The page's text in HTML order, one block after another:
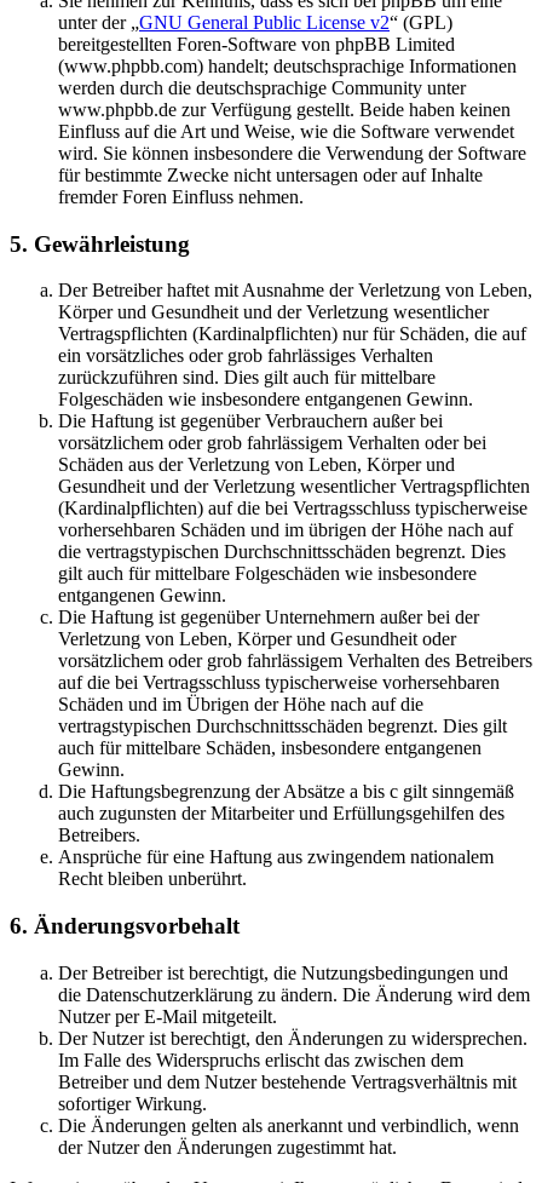
unter der „GNU General Public License v2“ (GPL)
bereitgestellten Foren-Software von phpBB Limited
(www.phpbb.com) handelt; deutschsprachige Informationen
werden durch die deutschsprachige Community unter
www.phpbb.de zur Verfügung gestellt. Beide haben keinen
Einfluss auf die Art und Weise, wie die Software verwendet
wird. Sie können insbesondere die Verwendung der Software
für bestimmte Zwecke nicht untersagen oder auf Inhalte
fremder Foren Einfluss nehmen.
5. Gewährleistung
Der Betreiber haftet mit Ausnahme der Verletzung von Leben,
Körper und Gesundheit und der Verletzung wesentlicher
Vertragspflichten (Kardinalpflichten) nur für Schäden, die auf
ein vorsätzliches oder grob fahrlässiges Verhalten
zurückzuführen sind. Dies gilt auch für mittelbare
Folgeschäden wie insbesondere entgangenen Gewinn.
Die Haftung ist gegenüber Verbrauchern außer bei
vorsätzlichem oder grob fahrlässigem Verhalten oder bei
Schäden aus der Verletzung von Leben, Körper und
Gesundheit und der Verletzung wesentlicher Vertragspflichten
(Kardinalpflichten) auf die bei Vertragsschluss typischerweise
vorhersehbaren Schäden und im übrigen der Höhe nach auf
die vertragstypischen Durchschnittsschäden begrenzt. Dies
gilt auch für mittelbare Folgeschäden wie insbesondere
entgangenen Gewinn.
Die Haftung ist gegenüber Unternehmern außer bei der
Verletzung von Leben, Körper und Gesundheit oder
vorsätzlichem oder grob fahrlässigem Verhalten des Betreibers
auf die bei Vertragsschluss typischerweise vorhersehbaren
Schäden und im Übrigen der Höhe nach auf die
vertragstypischen Durchschnittsschäden begrenzt. Dies gilt
auch für mittelbare Schäden, insbesondere entgangenen
Gewinn.
Die Haftungsbegrenzung der Absätze a bis c gilt sinngemäß
auch zugunsten der Mitarbeiter und Erfüllungsgehilfen des
Betreibers.
Ansprüche für eine Haftung aus zwingendem nationalem
Recht bleiben unberührt.
6. Änderungsvorbehalt
Der Betreiber ist berechtigt, die Nutzungsbedingungen und
die Datenschutzerklärung zu ändern. Die Änderung wird dem
Nutzer per E-Mail mitgeteilt.
Der Nutzer ist berechtigt, den Änderungen zu widersprechen.
Im Falle des Widerspruchs erlischt das zwischen dem
Betreiber und dem Nutzer bestehende Vertragsverhältnis mit
sofortiger Wirkung.
Die Änderungen gelten als anerkannt und verbindlich, wenn
der Nutzer den Änderungen zugestimmt hat.